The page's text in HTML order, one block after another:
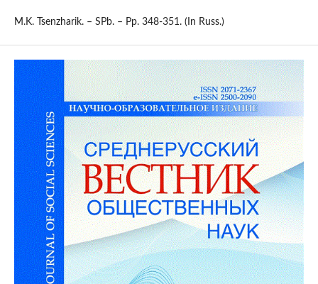
M.K. Tsenzharik. – SPb. – Pp. 348-351. (In Russ.)